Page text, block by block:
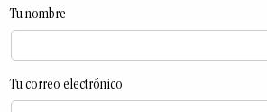
Tu nombre
Tu correo electrónico